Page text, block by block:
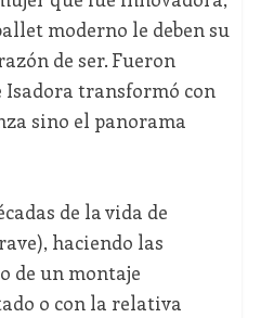
moderno le deben su
de ser. Fueron
Isadora transformó con
sino el panorama
de la vida de
haciendo las
de un montaje
o con la relativa